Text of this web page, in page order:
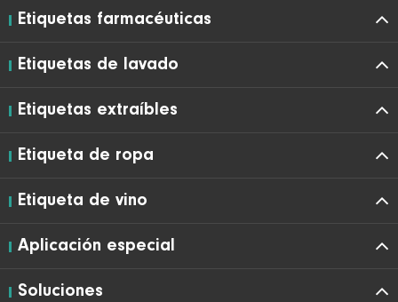
Etiquetas farmacéuticas
Etiquetas de lavado
Etiquetas extraíbles
Etiqueta de ropa
Etiqueta de vino
Aplicación especial
Soluciones